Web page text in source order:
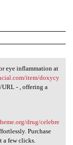
eye inflammation at
item/doxycy
- , offering a
drug/celebre
Purchase
a few clicks.